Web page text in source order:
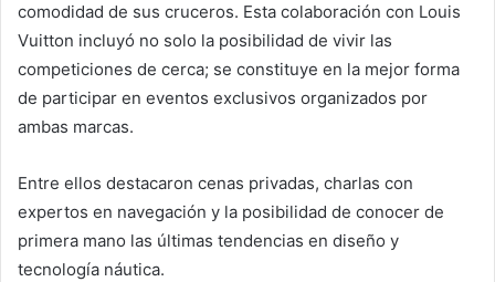
comodidad de sus cruceros. Esta colaboración con Louis
Vuitton incluyó no solo la posibilidad de vivir las
competiciones de cerca; se constituye en la mejor forma
de participar en eventos exclusivos organizados por
ambas marcas.
Entre ellos destacaron cenas privadas, charlas con
expertos en navegación y la posibilidad de conocer de
primera mano las últimas tendencias en diseño y
tecnología náutica.